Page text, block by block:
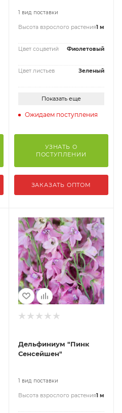
1 вид поставки
Высота взрослого растения1 м
Цвет соцветий Фиолетовый
Цвет листьев Зеленый
Показать еще
Ожидаем поступления
УЗНАТЬ О
ПОСТУПЛЕНИИ
ЗАКАЗАТЬ ОПТОМ
Дельфиниум "Пинк
Сенсейшен"
1 вид поставки
Высота взрослого растения1 м